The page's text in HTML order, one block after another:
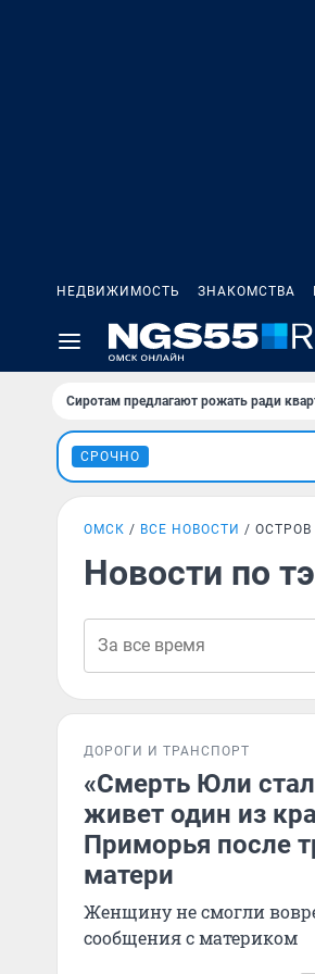
НЕДВИЖИМОСТЬ ЗНАКОМСТВА
Сиротам предлагают рожать ради
СРОЧНО
ОМСК ВСЕ НОВОСТИ
Новости по
ДОРОГИ И ТРАНСПОРТ
«Смерть Юли
живет один из
Приморья после
матери
Женщину не смогли
сообщения с материком